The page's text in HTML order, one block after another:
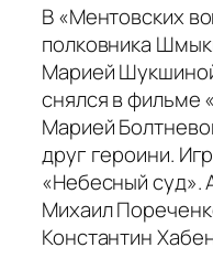
В «Ментовских
полковника
Марией
снялся в фильме
Марией
друг героини.
«Небесный суд».
Михаил
Константин